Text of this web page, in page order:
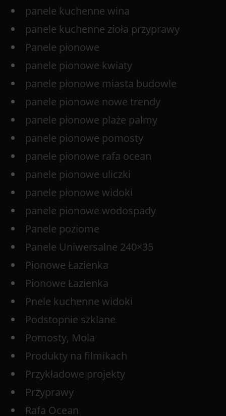
panele kuchenne wina
panele kuchenne zioła przyprawy
Panele pionowe
panele pionowe kwiaty
panele pionowe miasta budowle
panele pionowe nowe trendy
panele pionowe plaże palmy
panele pionowe pomosty
panele pionowe rafa ocean
panele pionowe uliczki
panele pionowe widoki
panele pionowe wodospady
Panele poziome
Panele Uniwersalne 240×35
Pionowe Łazienka
Pionowe Łazienka
Pnele kuchenne widoki
Podstopnie szklane
Pomosty, Mola
Produkty na filmikach
Przykładowe projekty
Przyprawy
Rafa Ocean